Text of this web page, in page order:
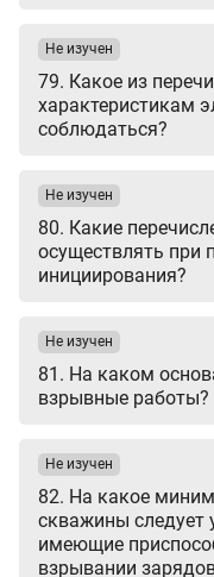
79. Какое из
характеристикам
соблюдаться?
Не изучен
80. Какие
осуществлять при
инициирования?
Не изучен
81. На каком
взрывные работы?
Не изучен
82. На какое
скважины следует
имеющие
взрывании
Не изучен